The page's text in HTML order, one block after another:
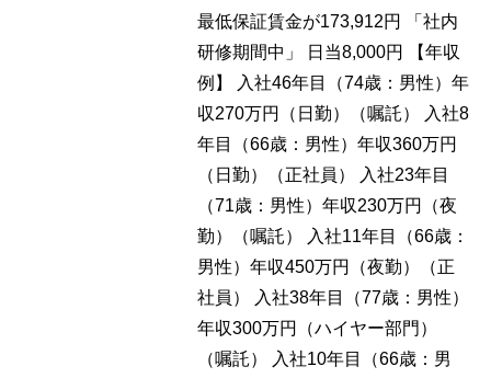
最低保証賃金が173,912円 「社内
研修期間中」 日当8,000円 【年収
例】 入社46年目（74歳：男性）年
収270万円（日勤）（嘱託） 入社8
年目（66歳：男性）年収360万円
（日勤）（正社員） 入社23年目
（71歳：男性）年収230万円（夜
勤）（嘱託） 入社11年目（66歳：
男性）年収450万円（夜勤）（正
社員） 入社38年目（77歳：男性）
年収300万円（ハイヤー部門）
（嘱託） 入社10年目（66歳：男